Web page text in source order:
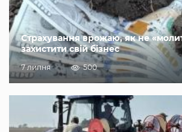
Страхування врожаю, як не
захистити свій бізнес
7 липня 500